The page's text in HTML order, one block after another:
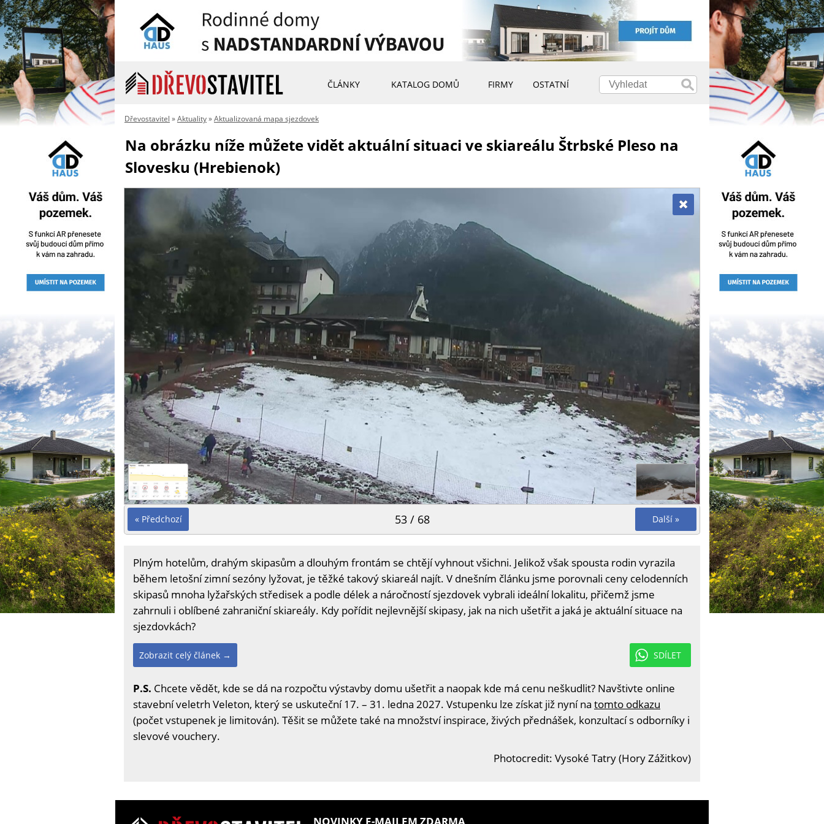
ČLÁNKY KATALOG DOMŮ FIRMY OSTATNÍ
Dřevostavitel »Aktuality»Aktualizovaná mapa sjezdovek
Na obrázku níže můžete vidět aktuální situaci ve skiareálu Štrbské Pleso na
Slovesku (Hrebienok)
« Předchozí Další »
53 / 68
Plným hotelům, drahým skipasům a dlouhým frontám se chtějí vyhnout všichni. Jelikož však spousta rodin vyrazila
během letošní zimní sezóny lyžovat, je těžké takový skiareál najít. V dnešním článku jsme porovnali ceny celodenních
skipasů mnoha lyžařských středisek a podle délek a náročností sjezdovek vybrali ideální lokalitu, přičemž jsme
zahrnuli i oblíbené zahraniční skiareály. Kdy pořídit nejlevnější skipasy, jak na nich ušetřit a jaká je aktuální situace na
sjezdovkách?
SDÍLET
Zobrazit celý článek →
P.S. Chcete vědět, kde se dá na rozpočtu výstavby domu ušetřit a naopak kde má cenu neškudlit? Navštivte online
stavební veletrh Veleton, který se uskuteční 17. – 31. ledna 2027. Vstupenku lze získat již nyní na tomto odkazu
(počet vstupenek je limitován). Těšit se můžete také na množství inspirace, živých přednášek, konzultací s odborníky i
slevové vouchery.
Photocredit: Vysoké Tatry (Hory Zážitkov)
NOVINKY E-MAILEM ZDARMA